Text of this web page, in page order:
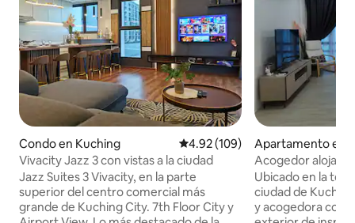
Condo en Kuching Calificación promedio: 4.92 de
4.92 (109)
Vivacity Jazz 3 con vistas a la ciudad
Jazz Suites 3 Vivacity, en la parte
superior del centro comercial más
grande de Kuching City. 7th Floor City y
Apartamento en
Acogedor
Ubicado en la
ciudad de
y acogedora con